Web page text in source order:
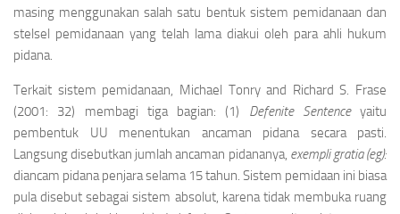
masing menggunakan salah satu bentuk sistem pemidanaan dan
stelsel pemidanaan yang telah lama diakui oleh para ahli hukum
pidana.
Terkait sistem pemidanaan, Michael Tonry and Richard S. Frase
(2001: 32) membagi tiga bagian: (1) Defenite Sentenceyaitu
pembentuk UU menentukan ancaman pidana secara pasti.
Langsung disebutkan jumlah ancaman pidananya, exempli gratia (eg):
diancam pidana penjara selama 15 tahun. Sistem pemidaan ini biasa
pula disebut sebagai sistem absolut, karena tidak membuka ruang